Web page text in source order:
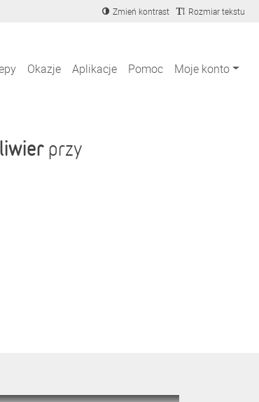
Zmień kontrast Rozmiar tekstu
Okazje Aplikacje Pomoc Moje konto
przy